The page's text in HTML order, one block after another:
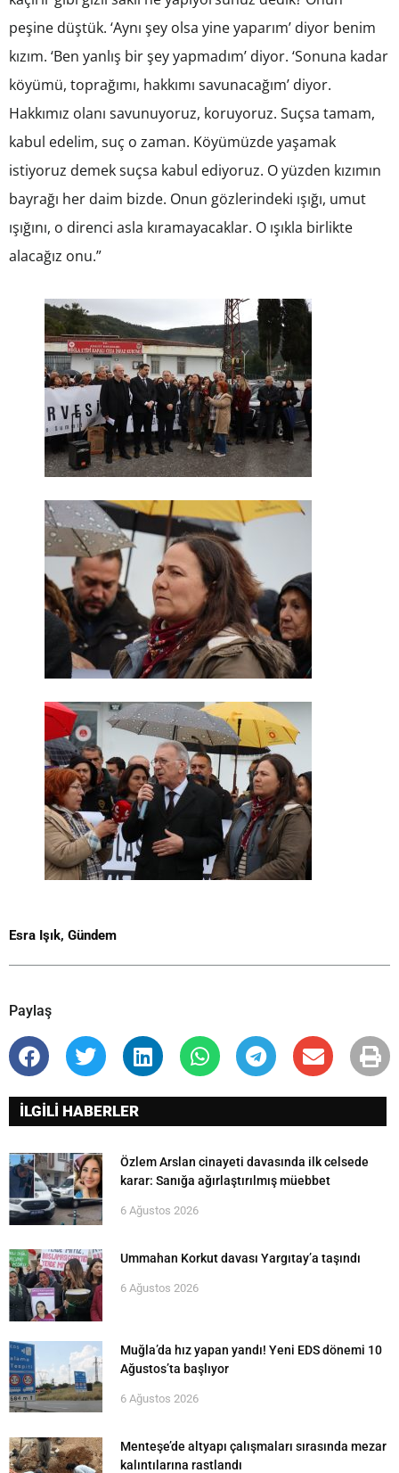
peşine düştük. ‘Aynı şey olsa yine yaparım’ diyor benim
kızım. ‘Ben yanlış bir şey yapmadım’ diyor. ‘Sonuna kadar
köyümü, toprağımı, hakkımı savunacağım’ diyor.
Hakkımız olanı savunuyoruz, koruyoruz. Suçsa tamam,
kabul edelim, suç o zaman. Köyümüzde yaşamak
istiyoruz demek suçsa kabul ediyoruz. O yüzden kızımın
bayrağı her daim bizde. Onun gözlerindeki ışığı, umut
ışığını, o direnci asla kıramayacaklar. O ışıkla birlikte
alacağız onu.”
Esra Işık, Gündem
Paylaş
İLGİLİ HABERLER
Özlem Arslan cinayeti davasında ilk celsede
karar: Sanığa ağırlaştırılmış müebbet
6 Ağustos 2026
Ummahan Korkut davası Yargıtay’a taşındı
6 Ağustos 2026
Muğla’da hız yapan yandı! Yeni EDS dönemi 10
Ağustos’ta başlıyor
6 Ağustos 2026
Menteşe’de altyapı çalışmaları sırasında mezar
kalıntılarına rastlandı